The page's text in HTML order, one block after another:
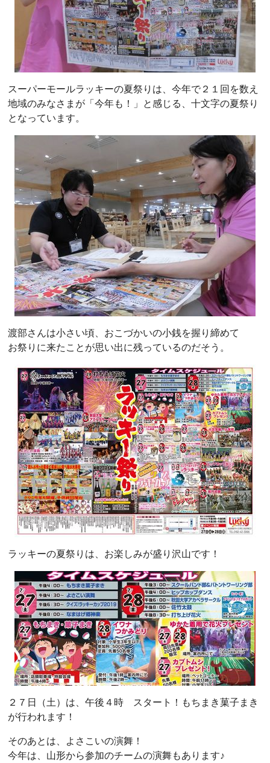
スーパーモールラッキーの夏祭りは、今年で２１回を数え
地域のみなさまが「今年も！」と感じる、十文字の夏祭り
となっています。
渡部さんは小さい頃、おこづかいの小銭を握り締めて
お祭りに来たことが思い出に残っているのだそう。
ラッキーの夏祭りは、お楽しみが盛り沢山です！
２７日（土）は、午後４時 スタート！もちまき菓子まき
が行われます！
そのあとは、よさこいの演舞！
今年は、山形から参加のチームの演舞もあります♪